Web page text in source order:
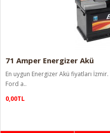
71 Amper Energizer Akü
En uygun Energizer Akü fiyatları
Ford a..
0,00TL